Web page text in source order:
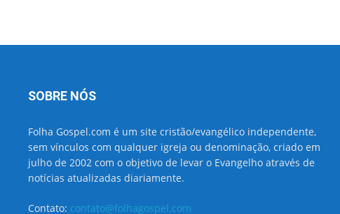
SOBRE NÓS
Folha Gospel.com é um site cristão/evangélico independente,
sem vínculos com qualquer igreja ou denominação, criado em
julho de 2002 com o objetivo de levar o Evangelho através de
notícias atualizadas diariamente.
Contato: contato@folhagospel.com